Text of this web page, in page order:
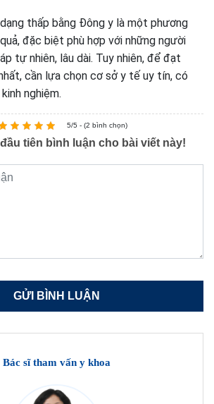
thấp bằng Đông y là một phương
đặc biệt phù hợp với những người
tự nhiên, lâu dài. Tuy nhiên, để đạt
cần lựa chọn cơ sở y tế uy tín, có
nghiệm.
5/5 - (2 bình chọn)
tiên bình luận cho bài viết này!
Bác sĩ tham vấn y khoa